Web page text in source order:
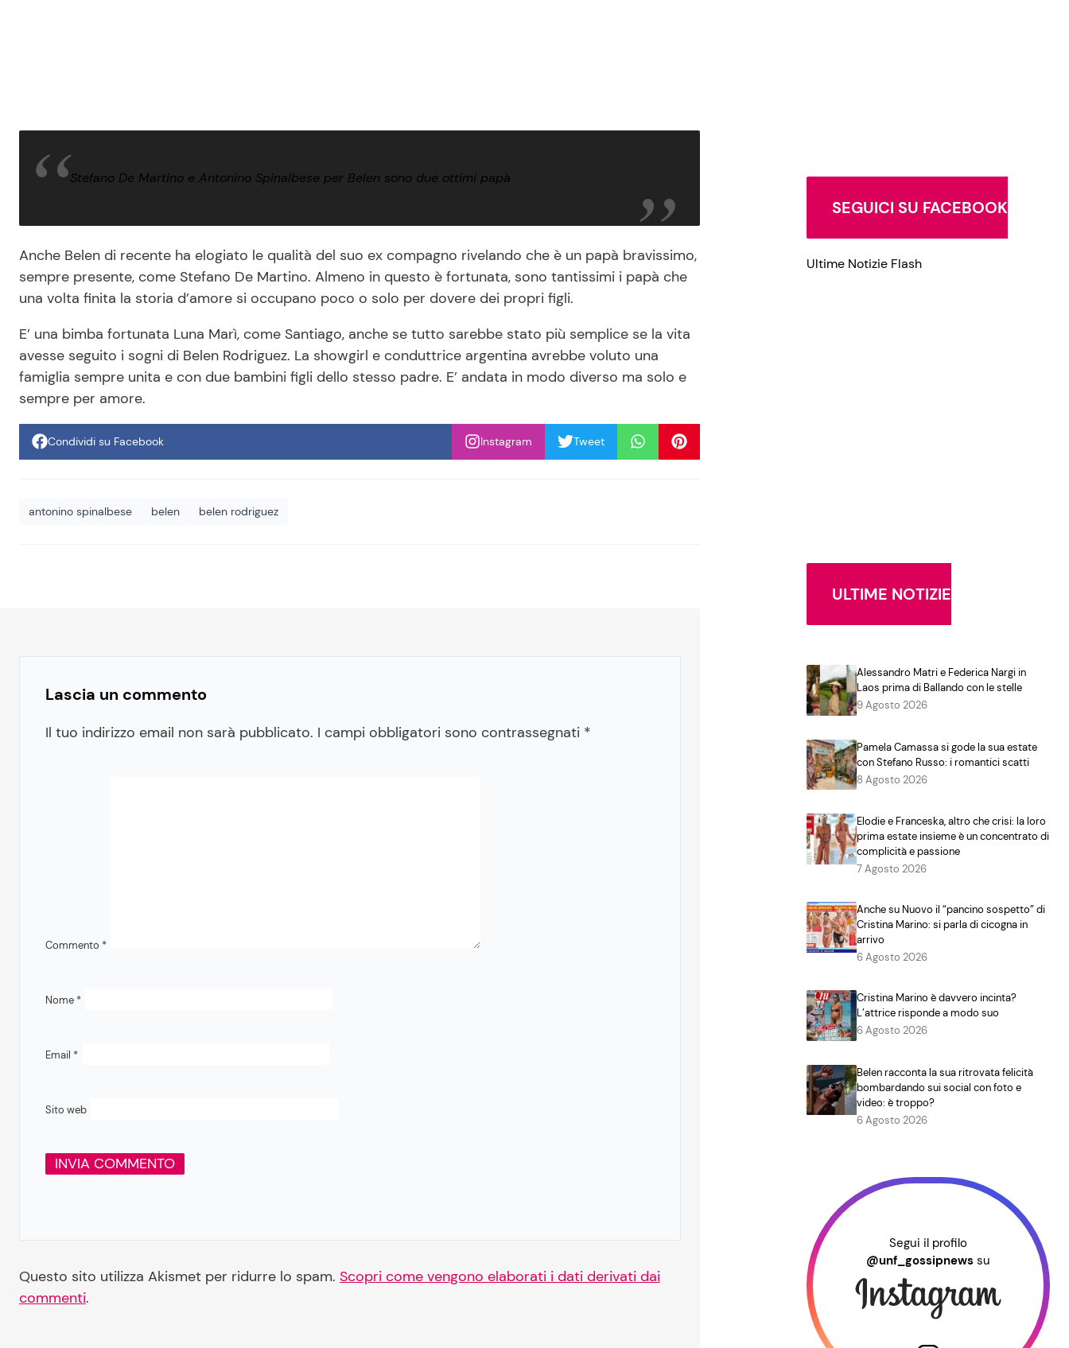
Stefano De Martino e Antonino Spinalbese per Belen sono due ottimi papà
Anche Belen di recente ha elogiato le qualità del suo ex compagno rivelando che è un papà bravissimo,
sempre presente, come Stefano De Martino. Almeno in questo è fortunata, sono tantissimi i papà che
una volta finita la storia d’amore si occupano poco o solo per dovere dei propri figli.
E’ una bimba fortunata Luna Marì, come Santiago, anche se tutto sarebbe stato più semplice se la vita
avesse seguito i sogni di Belen Rodriguez. La showgirl e conduttrice argentina avrebbe voluto una
famiglia sempre unita e con due bambini figli dello stesso padre. E’ andata in modo diverso ma solo e
sempre per amore.
Condividi su Facebook Instagram Tweet
antonino spinalbese belen belen rodriguez
Lascia un commento
Il tuo indirizzo email non sarà pubblicato. I campi obbligatori sono contrassegnati *
Commento *
Nome *
Email *
Sito web
Questo sito utilizza Akismet per ridurre lo spam. Scopri come vengono elaborati i dati derivati dai
commenti.
SEGUICI SU FACEBOOK
Ultime Notizie Flash
ULTIME NOTIZIE
Alessandro Matri e Federica Nargi in
Laos prima di Ballando con le stelle
9 Agosto 2026
Pamela Camassa si gode la sua estate
con Stefano Russo: i romantici scatti
8 Agosto 2026
Elodie e Franceska, altro che crisi: la loro
prima estate insieme è un concentrato di
complicità e passione
7 Agosto 2026
Anche su Nuovo il “pancino sospetto” di
Cristina Marino: si parla di cicogna in
arrivo
6 Agosto 2026
Cristina Marino è davvero incinta?
L’attrice risponde a modo suo
6 Agosto 2026
Belen racconta la sua ritrovata felicità
bombardando sui social con foto e
video: è troppo?
6 Agosto 2026
Segui il profilo
@unf_gossipnews su